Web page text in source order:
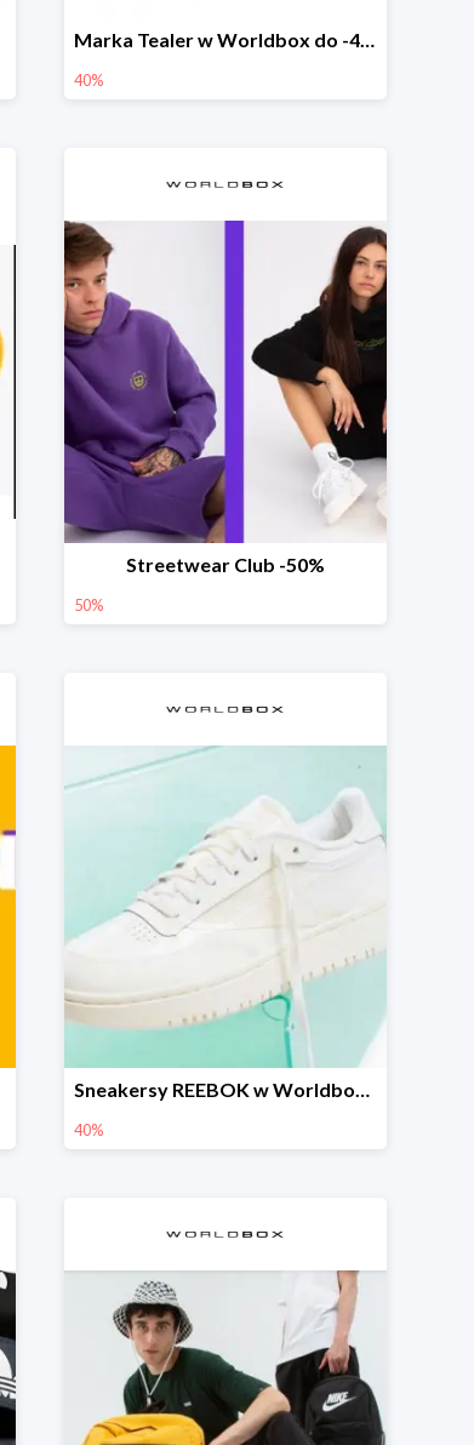
Marka Tealer w Worldbox do -40%
40%
Streetwear Club -50%
50%
Sneakersy REEBOK w Worldbox do -40%
40%